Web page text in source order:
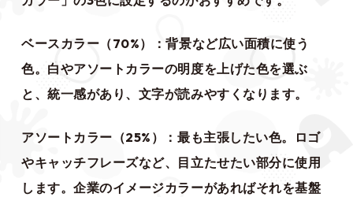
ベースカラー（70%）：背景など広い面積に使う
色。白やアソートカラーの明度を上げた色を選ぶ
と、統一感があり、文字が読みやすくなります。
アソートカラー（25%）：最も主張したい色。ロゴ
やキャッチフレーズなど、目立たせたい部分に使用
します。企業のイメージカラーがあればそれを基盤